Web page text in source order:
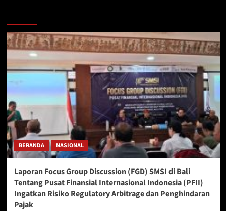
BERANDA NASIONAL
Laporan Focus Group Discussion (FGD) SMSI di Bali
Tentang Pusat Finansial Internasional Indonesia (PFII)
Ingatkan Risiko Regulatory Arbitrage dan Penghindaran
Pajak